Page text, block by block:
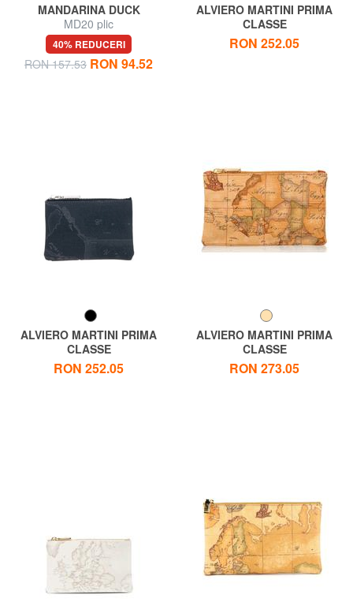
MANDARINA DUCK
MD20 plic
40% REDUCERI
RON 157.53 RON 94.52
ALVIERO MARTINI PRIMA
CLASSE
GEO CLASSIC Geantă
necesară
RON 252.05
ALVIERO MARTINI PRIMA
CLASSE
GEO CLASSIC Geantă
necesară
RON 252.05
ALVIERO MARTINI PRIMA
CLASSE
ALVIERO MARTINI 1 ^ CLASA
Geo Geantă de ambreiaj plat
RON 273.05